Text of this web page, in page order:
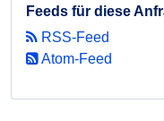
Feeds für diese
RSS-Feed
Atom-Feed